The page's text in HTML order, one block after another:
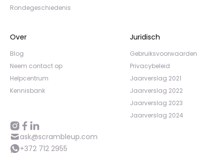
Rondegeschiedenis
Over
Blog
Neem contact op
Helpcentrum
Kennisbank
Juridisch
Gebruiksvoorwaarden
Privacybeleid
Jaarverslag 2021
Jaarverslag 2022
Jaarverslag 2023
Jaarverslag 2024
ask@scrambleup.com
+372 712 2955